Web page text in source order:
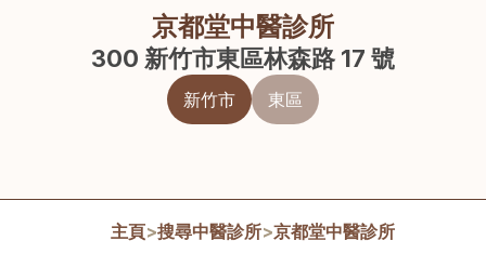
京都堂中醫診所
300 新竹市東區林森路 17 號
新竹市 東區
主頁>搜尋中醫診所>京都堂中醫診所